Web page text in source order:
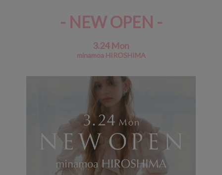
- NEW OPEN -
3.24 Mon
minamoa HIROSHIMA